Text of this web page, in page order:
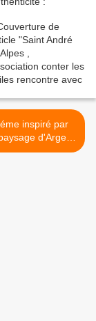
inspiré par
d'Argens
>